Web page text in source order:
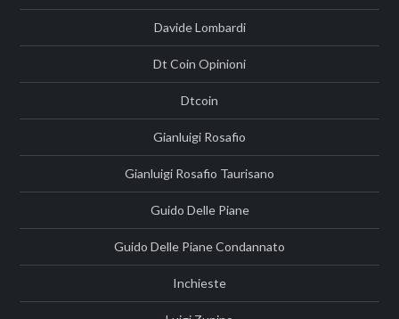
Davide Lombardi
Dt Coin Opinioni
Dtcoin
Gianluigi Rosafio
Gianluigi Rosafio Taurisano
Guido Delle Piane
Guido Delle Piane Condannato
Inchieste